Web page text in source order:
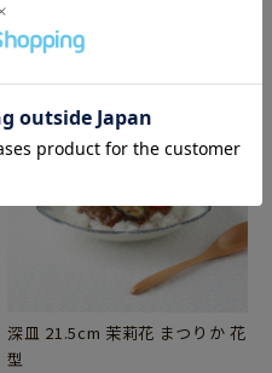
深皿 21.5cm 茉莉花 まつりか 花
型